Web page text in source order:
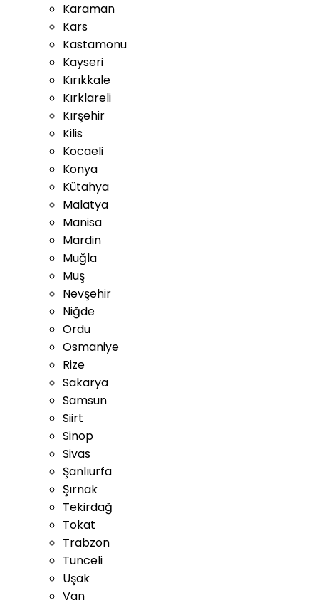
Karaman
Kars
Kastamonu
Kayseri
Kırıkkale
Kırklareli
Kırşehir
Kilis
Kocaeli
Konya
Kütahya
Malatya
Manisa
Mardin
Muğla
Muş
Nevşehir
Niğde
Ordu
Osmaniye
Rize
Sakarya
Samsun
Siirt
Sinop
Sivas
Şanlıurfa
Şırnak
Tekirdağ
Tokat
Trabzon
Tunceli
Uşak
Van